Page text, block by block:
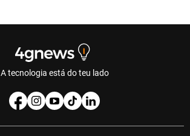
A tecnologia está do teu lado